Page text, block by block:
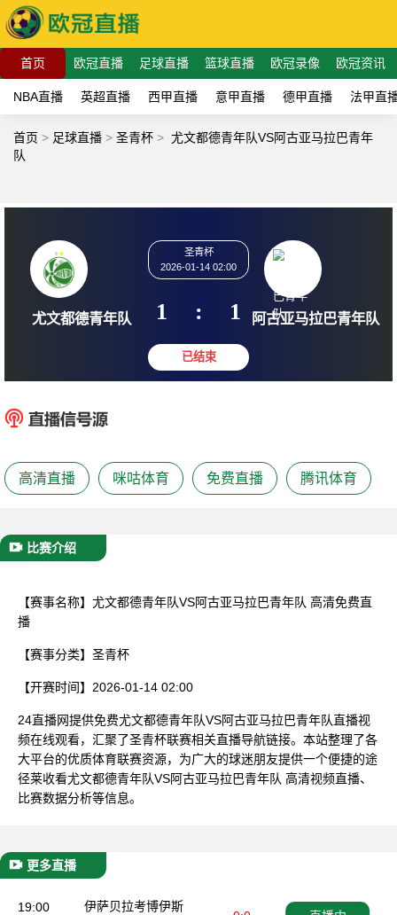
首页 欧冠直播 足球直播 篮球直播 欧冠录像 欧冠资讯
NBA直播 英超直播 西甲直播 意甲直播 德甲直播 法甲直
首页 > 足球直播 > 圣青杯 > 尤文都德青年队VS阿古亚马拉巴青年
队
圣青杯
2026-01-14 02:00
1 : 1
高清直播 咪咕体育 免费直播 腾讯体育
比赛介绍
【赛事名称】 尤文都德青年队VS阿古亚马拉巴青年队 高清免费直
播
【赛事分类】 圣青杯
【开赛时间】 2026-01-14 02:00
24直播网提供免费尤文都德青年队VS阿古亚马拉巴青年队直播视
频在线观看，汇聚了圣青杯联赛相关直播导航链接。本站整理了各
大平台的优质体育联赛资源，为广大的球迷朋友提供一个便捷的途
径莱收看尤文都德青年队VS阿古亚马拉巴青年队 高清视频直播、
比赛数据分析等信息。
更多直播
19:00
伊萨贝拉考博伊斯